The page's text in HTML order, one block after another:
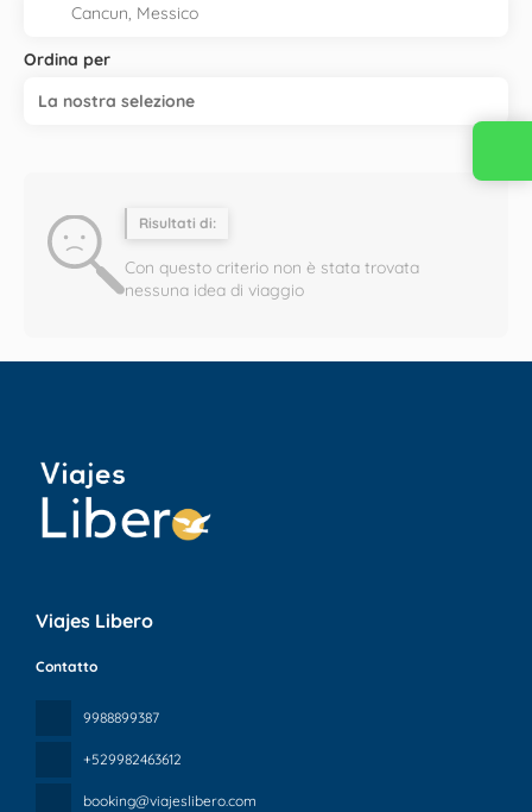
Ordina per
La nostra selezione
Risultati di:
Con questo criterio non è stata trovata
nessuna idea di viaggio
Viajes Libero
Contatto
9988899387
+529982463612
booking@viajeslibero.com